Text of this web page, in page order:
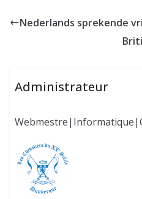
conserve their produce
and wines. Virtually all
Nederlands sprekende
Administrateur